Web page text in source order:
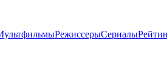
РежиссерыСериалы